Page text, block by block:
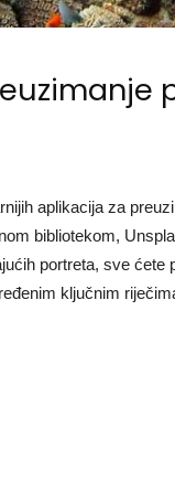
aplikacija za
bibliotekom,
portreta, sve
ključnim